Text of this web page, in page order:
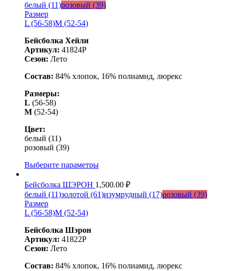
белый (11)розовый (39)
Размер
L (56-58)M (52-54)
Бейсболка Хейли
Артикул: 41824Р
Сезон: Лето
Состав: 84% хлопок, 16% полиамид, люрекс
Размеры:
L (56-58)
М (52-54)
Цвет:
белый (11)
розовый (39)
Выберите параметры
Бейсболка ШЭРОН 1,500.00 ₽
белый (11)золотой (61)изумрудный (17)розовый (39)
Размер
L (56-58)M (52-54)
Бейсболка Шэрон
Артикул: 41822Р
Сезон: Лето
Состав: 84% хлопок, 16% полиамид, люрекс